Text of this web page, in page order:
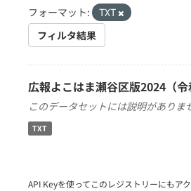
フォーマット:
TXT
フィルタ結果
広報よこはま瀬谷区版2024（
このデータセットには説明がありま
TXT
API Keyを使ってこのレジストリーにもア